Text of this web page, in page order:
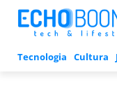
Tecnologia Cultura